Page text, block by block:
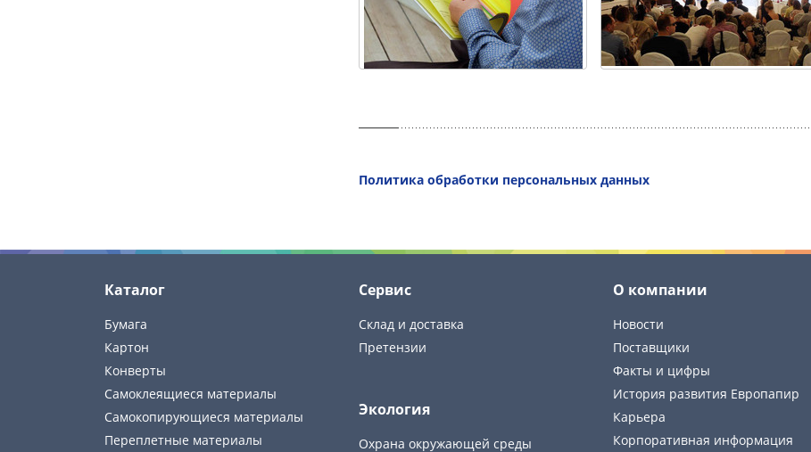
Политика обработки персональных данных
Каталог
Бумага
Картон
Конверты
Самоклеящиеся материалы
Самокопирующиеся материалы
Переплетные материалы
Сервис
Склад и доставка
Претензии
Экология
Охрана окружающей среды
О компании
Новости
Поставщики
Факты и цифры
История развития Европапир
Карьера
Корпоративная информация